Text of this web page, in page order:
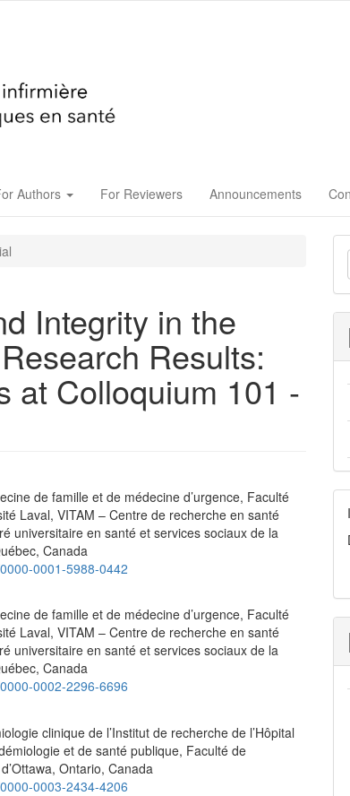
Authors For Reviewers Announcements
Integrity in the
Results:
at Colloquium 101 -
de famille et de médecine d’urgence, Faculté
Laval, VITAM – Centre de recherche en santé
universitaire en santé et services sociaux de la
Canada
0001-5988-0442
de famille et de médecine d’urgence, Faculté
Laval, VITAM – Centre de recherche en santé
universitaire en santé et services sociaux de la
Canada
0002-2296-6696
clinique de l’Institut de recherche de l’Hôpital
et de santé publique, Faculté de
Ontario, Canada
0003-2434-4206
a